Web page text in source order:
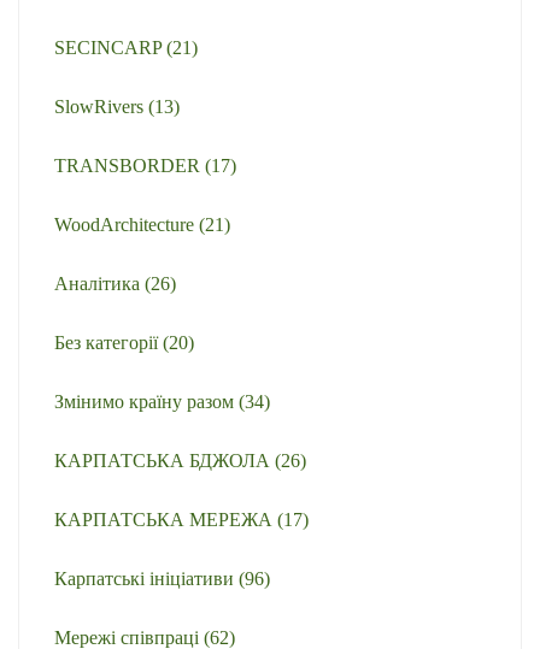
SECINCARP(21)
SlowRivers (13)
TRANSBORDER (17)
WoodArchitecture (21)
Аналітика (26)
Без категорії(20)
Змінимо країну разом (34)
КАРПАТСЬКА БДЖОЛА (26)
КАРПАТСЬКА МЕРЕЖА (17)
Карпатські ініціативи (96)
Мережі співпраці (62)